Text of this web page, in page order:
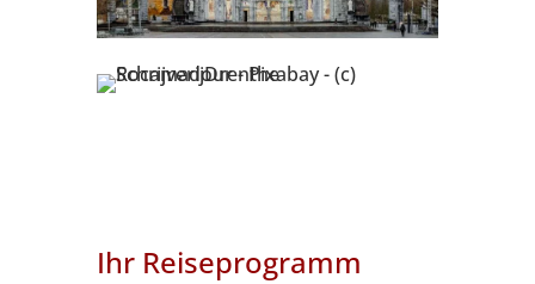
Ihr Reiseprogramm